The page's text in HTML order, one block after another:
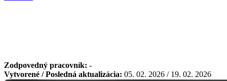
Zodpovedný pracovník: -
Vytvorené / Posledná aktualizácia: 05. 02. 2026 / 19. 02. 2026